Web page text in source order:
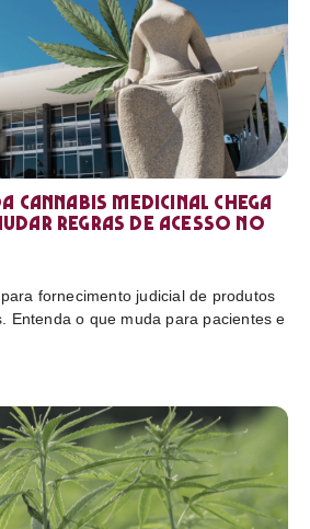
cannabis medicinal chega
regras de acesso no
fornecimento judicial de produtos
Entenda o que muda para pacientes e